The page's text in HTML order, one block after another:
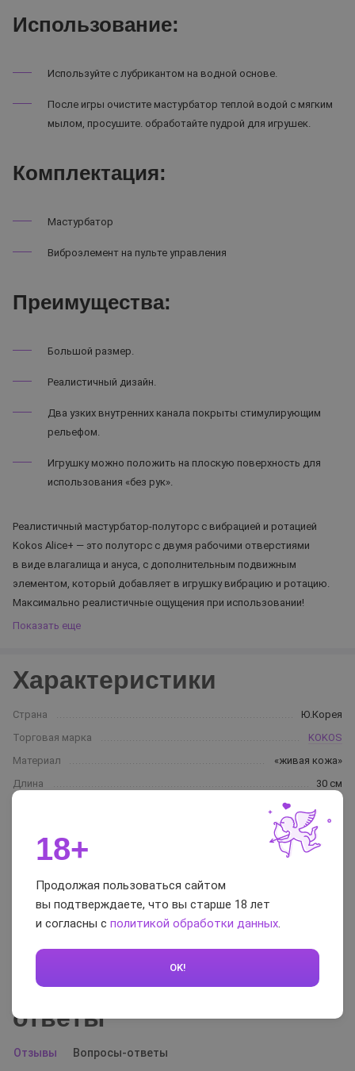
Использование:
Используйте с лубрикантом на водной основе.
После игры очистите мастурбатор теплой водой с мягким
мылом, просушите. обработайте пудрой для игрушек.
Комплектация:
Мастурбатор
Виброэлемент на пульте управления
Преимущества:
Большой размер.
Реалистичный дизайн.
Два узких внутренних канала покрыты стимулирующим
рельефом.
Игрушку можно положить на плоскую поверхность для
использования «без рук».
Реалистичный мастурбатор-полуторс с вибрацией и ротацией
Kokos Alice+ — это полуторс с двумя рабочими отверстиями
в виде влагалища и ануса, с дополнительным подвижным
элементом, который добавляет в игрушку вибрацию и ротацию.
Максимально реалистичные ощущения при использовании!
Показать еще
Характеристики
Страна
Ю.Корея
Торговая марка
KOKOS
Материал
«живая кожа»
Длина
30 см
Кол-во режимов вибрации
Цвет
Отзывы и вопросы-
ответы
Отзывы Вопросы-ответы
18+
Продолжая пользоваться сайтом
вы подтверждаете, что вы старше 18 лет
и согласны с политикой обработки данных
OK!